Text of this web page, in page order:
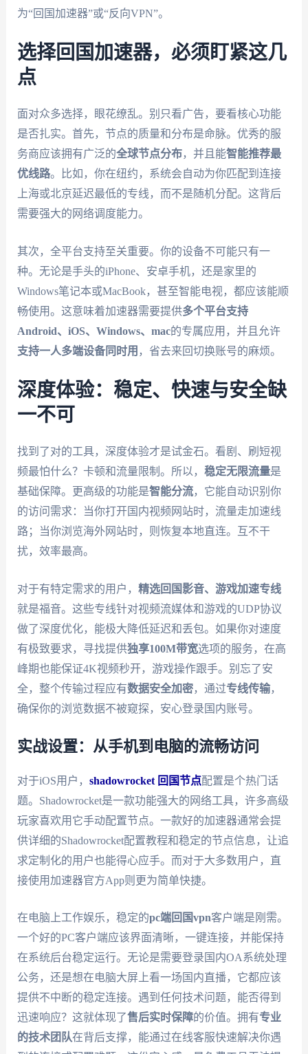
为“回国加速器”或“反向VPN”。
选择回国加速器，必须盯紧这几
点
面对众多选择，眼花缭乱。别只看广告，要看核心功能
是否扎实。首先，节点的质量和分布是命脉。优秀的服
务商应该拥有广泛的全球节点分布，并且能智能推荐最
优线路。比如，你在纽约，系统会自动为你匹配到连接
上海或北京延迟最低的专线，而不是随机分配。这背后
需要强大的网络调度能力。
其次，全平台支持至关重要。你的设备不可能只有一
种。无论是手头的iPhone、安卓手机，还是家里的
Windows笔记本或MacBook，甚至智能电视，都应该能顺
畅使用。这意味着加速器需要提供多个平台支持
Android、iOS、Windows、mac的专属应用，并且允许
支持一人多端设备同时用 ，省去来回切换账号的麻烦。
深度体验：稳定、快速与安全缺
一不可
找到了对的工具，深度体验才是试金石。看剧、刷短视
频最怕什么？卡顿和流量限制。所以， 稳定无限流量是
基础保障。更高级的功能是智能分流，它能自动识别你
的访问需求：当你打开国内视频网站时，流量走加速线
路；当你浏览海外网站时，则恢复本地直连。互不干
扰，效率最高。
对于有特定需求的用户， 精选回国影音、游戏加速专线
就是福音。这些专线针对视频流媒体和游戏的UDP协议
做了深度优化，能极大降低延迟和丢包。如果你对速度
有极致要求，寻找提供独享100M带宽选项的服务，在高
峰期也能保证4K视频秒开，游戏操作跟手。别忘了安
全，整个传输过程应有数据安全加密，通过专线传输，
确保你的浏览数据不被窥探，安心登录国内账号。
实战设置：从手机到电脑的流畅访问
对于iOS用户， shadowrocket 回国节点配置是个热门话
题。Shadowrocket是一款功能强大的网络工具，许多高级
玩家喜欢用它手动配置节点。一款好的加速器通常会提
供详细的Shadowrocket配置教程和稳定的节点信息，让追
求定制化的用户也能得心应手。而对于大多数用户，直
接使用加速器官方App则更为简单快捷。
在电脑上工作娱乐，稳定的pc端回国vpn客户端是刚需。
一个好的PC客户端应该界面清晰，一键连接，并能保持
在系统后台稳定运行。无论是需要登录国内OA系统处理
公务，还是想在电脑大屏上看一场国内直播，它都应该
提供不中断的稳定连接。遇到任何技术问题，能否得到
迅速响应？这就体现了售后实时保障的价值。拥有专业
的技术团队在背后支撑，能通过在线客服快速解决你遇